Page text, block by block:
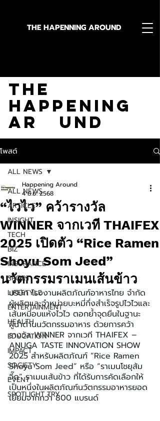
THE HAPENNING AROUND
The
Happening
Ar und
โพสต์
ALL NEWS
ARTICLE
INSIGHT
TECH
BIZ
INSURANCE
SPORT
LIFESTYLE
ENTERTAINMENT
HEALTH
EDUCATION
IMPACT
SOCIETY
EVENT
SPOTLIGHT TRY
ALL NEWS
“ไวไว” คว้ารางวัล
WINNER จากเวที THAIFEX
2025 เปิดตัว “Rice Ramen
Shoyu Som Jeed”
นวัตกรรมราเมนเส้นข้าว
Happening Around
4 มิ.ย. 2568
บริษัท โรงงานผลิตภัณฑ์อาหารไทย จำกัด
ผู้ผลิตและจำหน่ายบะหมี่กึ่งสำเร็จรูปไวไวและ
เส้นหมี่อบแห้งไวไว ตอกย้ำจุดยืนในฐานะ
ผู้นำด้านนวัตกรรมอาหาร ด้วยการคว้า
รางวัล WINNER จากเวที THAIFEX –
ANUGA TASTE INNOVATION SHOW
2025 สำหรับผลิตภัณฑ์ “Rice Ramen
Shoyu Som Jeed” หรือ “ราเมนโชยุส้ม
จี๊ด” ราเมนเส้นข้าว ที่ได้รับการคัดเลือกให้
เป็นหนึ่งในผลิตภัณฑ์นวัตกรรมอาหารยอด
เยี่ยมจากกว่า 800 แบรนด์